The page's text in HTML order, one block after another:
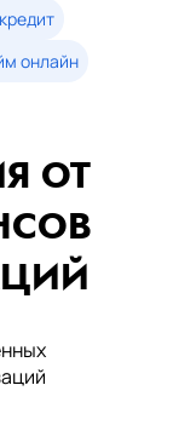
онлайн
ОТ